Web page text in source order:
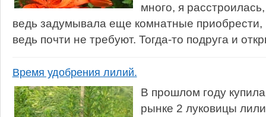
много, я
ведь задумывала еще комнатные
ведь почти не требуют. Тогда-то подруга и
Время удобрения лилий.
В прошлом году
рынке 2 луковицы